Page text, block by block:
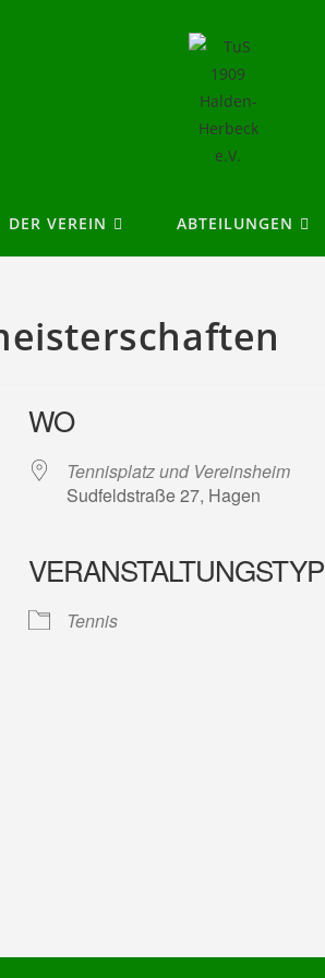
DER VEREIN ABTEILUNGEN
WO
Tennisplatz und Vereinsheim
Sudfeldstraße 27, Hagen
VERANSTALTUNGSTYP
Tennis